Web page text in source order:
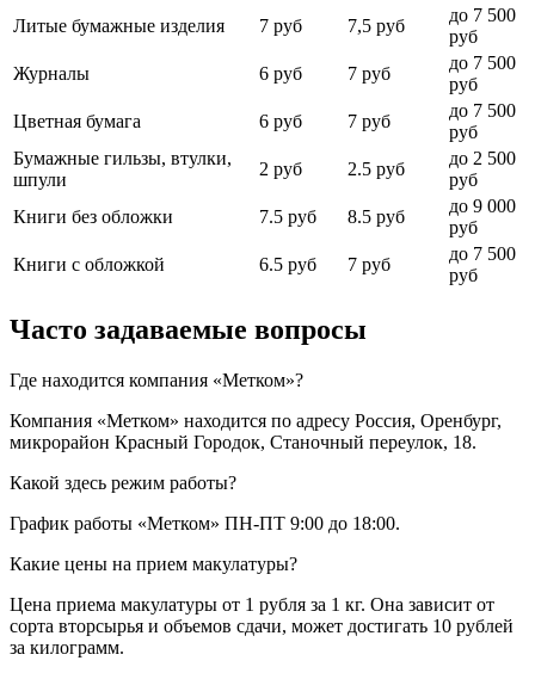
Литые бумажные изделия
7 руб 7,5 руб
до 7 500
руб
Журналы
6 руб 7 руб
до 7 500
руб
Цветная бумага
6 руб 7 руб
до 7 500
руб
Бумажные гильзы, втулки,
шпули
2 руб 2.5 руб
до 2 500
руб
Книги без обложки
7.5 руб 8.5 руб
до 9 000
руб
Книги с обложкой
6.5 руб 7 руб
до 7 500
руб
Часто задаваемые вопросы
Где находится компания «Метком»?
Компания «Метком» находится по адресу Россия, Оренбург,
микрорайон Красный Городок, Станочный переулок, 18.
Какой здесь режим работы?
График работы «Метком» ПН-ПТ 9:00 до 18:00.
Какие цены на прием макулатуры?
Цена приема макулатуры от 1 рубля за 1 кг. Она зависит от
сорта вторсырья и объемов сдачи, может достигать 10 рублей
за килограмм.